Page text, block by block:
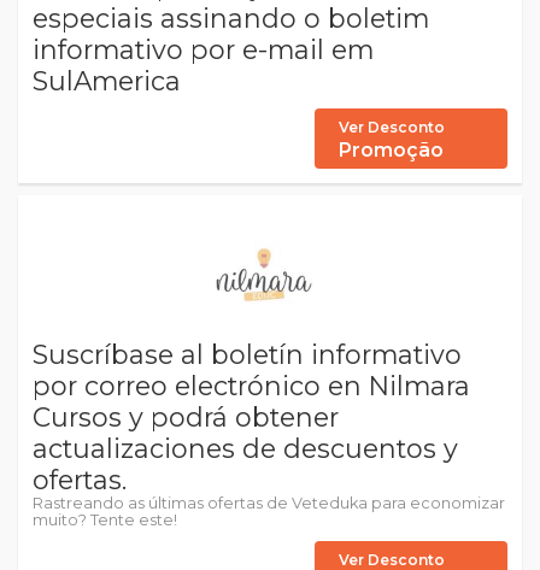
especiais assinando o boletim
informativo por e-mail em
SulAmerica
Ver Desconto
Promoção
Suscríbase al boletín informativo
por correo electrónico en Nilmara
Cursos y podrá obtener
actualizaciones de descuentos y
ofertas.
Rastreando as últimas ofertas de Veteduka para economizar
muito? Tente este!
Ver Desconto